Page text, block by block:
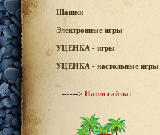
Шашки
Электронные игры
УЦЕНКА - игры
УЦЕНКА - настольные игры
------> Наши сайты: